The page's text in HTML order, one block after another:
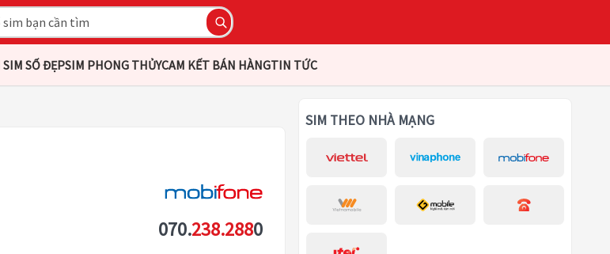
SIM SỐ ĐẸPSIM PHONG THỦYCAM KẾT BÁN HÀNGTIN TỨC
070.238.2880
SIM THEO NHÀ MẠNG